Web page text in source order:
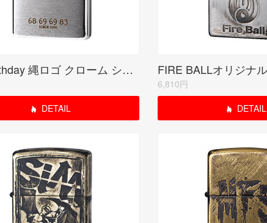
The Birthday 縄ロゴ クローム シリアルナンバー入り(期間限定生産品)
DETAIL
6,810円
DETAIL